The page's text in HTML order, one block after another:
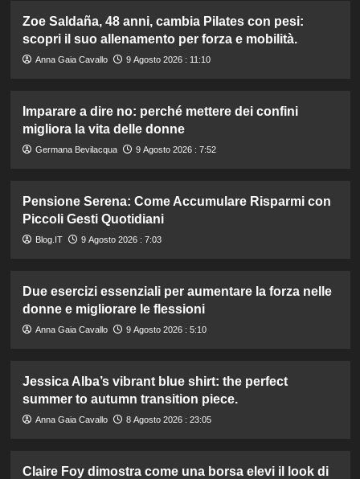
Zoe Saldaña, 48 anni, cambia Pilates con pesi:
scopri il suo allenamento per forza e mobilità.
Anna Gaia Cavallo 9 Agosto 2026 : 11:10
Imparare a dire no: perché mettere dei confini
migliora la vita delle donne
Germana Bevilacqua 9 Agosto 2026 : 7:52
Pensione Serena: Come Accumulare Risparmi con
Piccoli Gesti Quotidiani
Blog.IT 9 Agosto 2026 : 7:03
Due esercizi essenziali per aumentare la forza nelle
donne e migliorare le flessioni
Anna Gaia Cavallo 9 Agosto 2026 : 5:10
Jessica Alba’s vibrant blue shirt: the perfect
summer to autumn transition piece.
Anna Gaia Cavallo 8 Agosto 2026 : 23:05
Claire Foy dimostra come una borsa elevi il look di